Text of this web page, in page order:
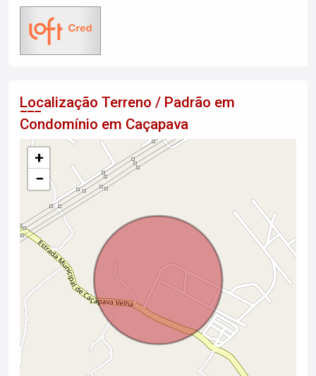
Localização Terreno / Padrão em
Condomínio em Caçapava
+
−